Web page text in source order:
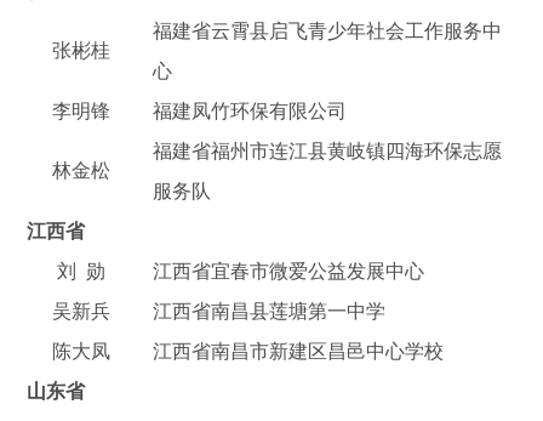
张彬桂
福建省云霄县启飞青少年社会工作服务中
心
李明锋
福建凤竹环保有限公司
林金松
福建省福州市连江县黄岐镇四海环保志愿
服务队
江西省
刘 勋
江西省宜春市微爱公益发展中心
吴新兵
江西省南昌县莲塘第一中学
陈大凤
江西省南昌市新建区昌邑中心学校
山东省